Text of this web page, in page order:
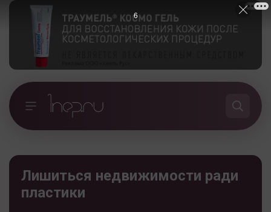
Лишиться недвижимости ради
пластики
5